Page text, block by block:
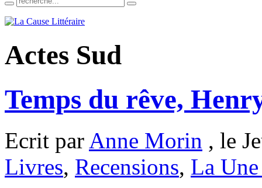
Actes Sud
Temps du rêve,
Ecrit par Anne Morin , le
Livres, Recensions, La